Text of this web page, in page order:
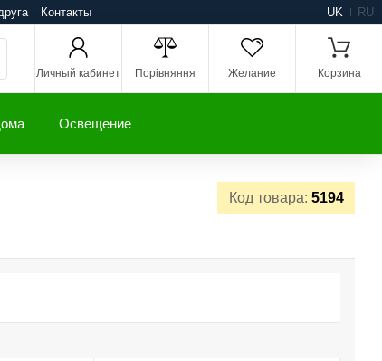
Контакты UK RU
Личный кабинет Порівняння Желание Корзина
Освещение
Код товара: 5194